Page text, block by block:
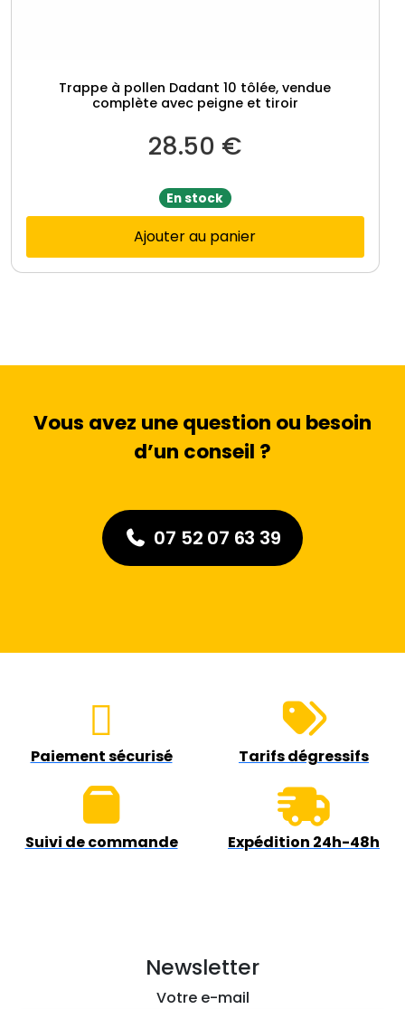
Trappe à pollen Dadant 10 tôlée, vendue
complète avec peigne et tiroir
28.50 €
En stock
Ajouter au panier
Vous avez une question ou besoin
d’un conseil ?
07 52 07 63 39
Paiement sécurisé Tarifs dégressifs
Suivi de commande Expédition 24h-48h
Newsletter
Votre e-mail